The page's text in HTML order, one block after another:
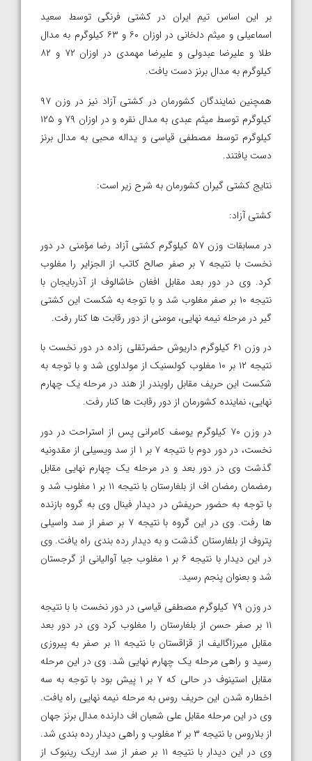
بر این اساس تیم ایران در کشتی فرنگی توسط سعید
اسماعیلی و میثم دلخانی در اوزان ۶۰ و ۶۳ کیلوگرم به مدال
طلا و علیرضا عبدولی و علیرضا مهمدی در اوزان ۷۲ و ۸۲
کیلوگرم به مدال برنز دست یافت.
همچنین نمایندگان کشورمان در کشتی آزاد نیز در وزن ۹۷
کیلوگرم توسط میثم عبدی به مدال نقره و در اوزان ۷۹ و ۱۲۵
کیلوگرم توسط مصطفی قیاسی و یداله محبی به مدال برنز
دست یافتند.
نتایج کشتی گیران کشورمان به شرح زیر است:
کشتی آزاد:
در مسابقات وزن ۵۷ کیلوگرم کشتی آزاد رضا مؤمنی در دور
نخست با نتیجه ۷ بر صفر صالح کاتب از الجزایر را مغلوب
کرد. وی در دور بعد مقابل افغان خاشالوف از آذربایجان با
نتیجه ۱۰ بر صفر مغلوب شد و با توجه به شکست این کشتی
گیر در مرحله نیمه نهایی، مومنی از دور رقابت ها کنار رفت.
در وزن ۶۱ کیلوگرم داریوش حضرتقلی زاده در دور نخست با
نتیجه ۱۲ بر ۱۰ مغلوب کولسنیک از مولداوی شد و با توجه به
شکست این حریف مقابل راویندر از هند در مرحله یک چهارم
نهایی، نماینده کشورمان از دور رقابت ها کنار رفت.
در وزن ۷۰ کیلوگرم یوسف کامرانی پس از استراحت در دور
نخست، در دور دوم با نتیجه ۷ بر ۱ از سد ویسیلی از مقدونیه
گذشت وی در دور بعد و در مرحله یک چهارم نهایی مقابل
رمضمان رمضان اف از بلغارستان با نتیجه ۱۱ بر ۱ مغلوب شد و
با توجه به حضور حریفش در دیدار فینال وی به گروه بازنده
ها رفت. وی در این گروه با نتیجه ۷ بر صفر از سد واسیلی
پتروف از بلغارستان گذشت و به دیدار رده بندی راه یافت. وی
در این دیدار با نتیجه ۶ بر ۱ مغلوب جیا آوالیانی از گرجستان
شد و بعنوان پنجم رسید.
در وزن ۷۹ کیلوگرم مصطفی قیاسی در دور نخست با با نتیجه
۱۱ بر صفر حسن از بلغارستان را مغلوب کرد وی در دور بعد
مقابل میرزاگالیف از قزاقستان با نتیجه ۱۱ بر صفر به پیروزی
رسید و راهی مرحله یک چهارم نهایی شد. وی در این مرحله
مقابل استینوف در حالی که ۷ بر ۱ پیش بود با توجه به سه
اخطاره شدن این حریف روس به مرحله نیمه نهایی راه یافت.
وی در این مرحله مقابل علی شعبان اف دارنده مدال برنز جهان
از بلاروس با نتیجه ۳ بر ۲ مغلوب و راهی دیدار رده بندی شد.
وی در این دیدار با نتیجه ۱۱ بر صفر از سد اریک رینبوک از